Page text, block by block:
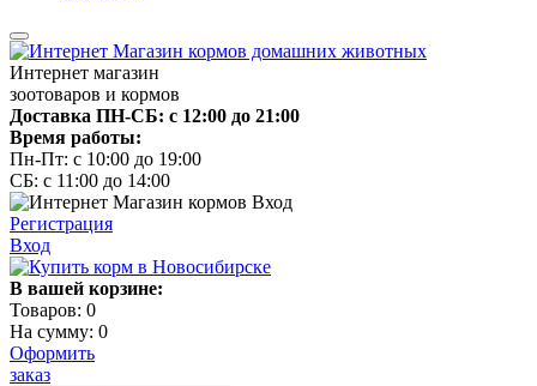
Интернет магазин
зоотоваров и кормов
Доставка ПН-СБ: с 12:00 до 21:00
Время работы:
Пн-Пт: с 10:00 до 19:00
СБ: с 11:00 до 14:00
Регистрация
Вход
В вашей корзине:
Товаров: 0
На сумму: 0
Оформить
заказ